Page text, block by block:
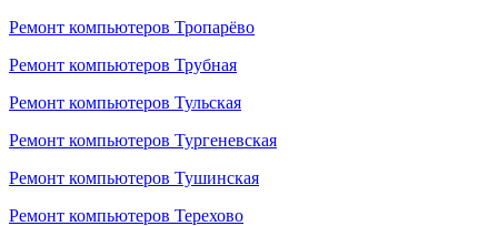
Ремонт компьютеров Тропарёво
Ремонт компьютеров Трубная
Ремонт компьютеров Тульская
Ремонт компьютеров Тургеневская
Ремонт компьютеров Тушинская
Ремонт компьютеров Терехово